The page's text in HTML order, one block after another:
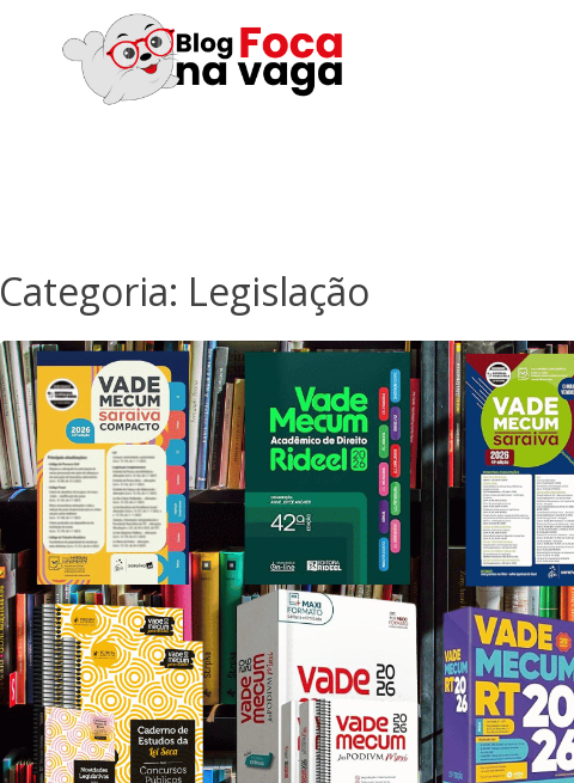
Categoria: Legislação